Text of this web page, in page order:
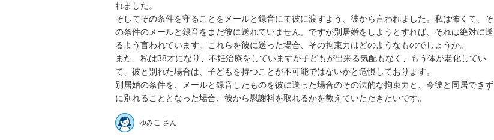
れました。
そしてその条件を守ることをメールと録音にて彼に渡すよう、彼から言われました。私は怖くて、そ
の条件のメールと録音をまだ彼に送れていません。ですが別居婚をしようとすれば、それは絶対に送
るよう言われています。これらを彼に送った場合、その拘束力はどのようなものでしょうか。
また、私は38才になり、不妊治療をしていますが子どもが出来る気配もなく、もう体が老化してい
て、彼と別れた場合は、子どもを持つことが不可能ではないかと危惧しております。
別居婚の条件を、メールと録音したものを彼に送った場合のその法的な拘束力と、今彼と同居できず
ゆみこ さん